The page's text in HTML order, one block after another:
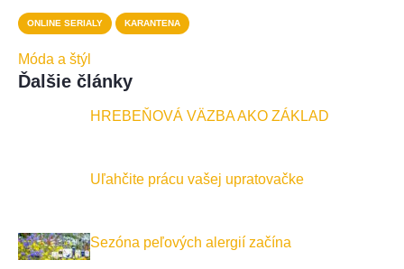
ONLINE SERIALY KARANTENA
Móda a štýl
Ďalšie články
HREBEŇOVÁ VÄZBA AKO ZÁKLAD
Uľahčite prácu vašej upratovačke
Sezóna peľových alergií začína